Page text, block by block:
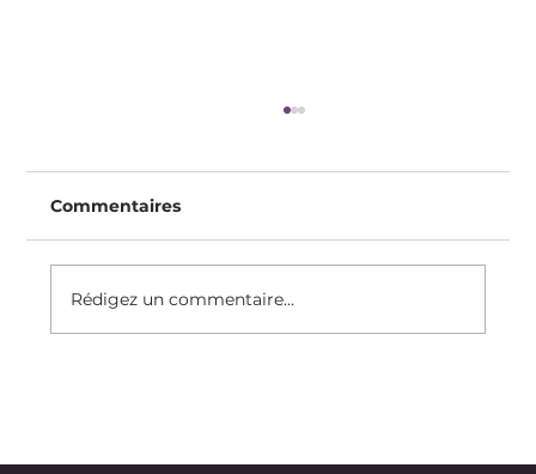
Commentaires
Rédigez un commentaire...